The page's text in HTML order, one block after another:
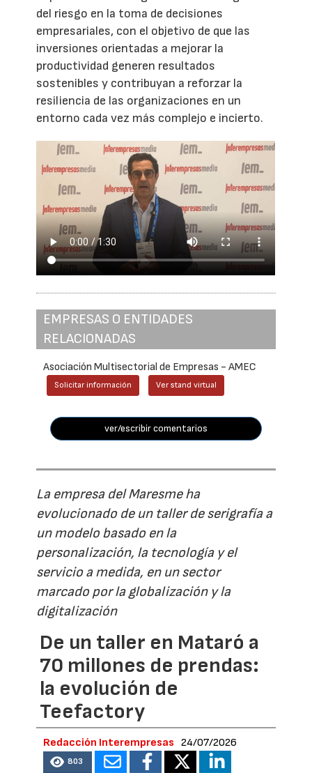
del riesgo en la toma de decisiones
empresariales, con el objetivo de que las
inversiones orientadas a mejorar la
productividad generen resultados
sostenibles y contribuyan a reforzar la
resiliencia de las organizaciones en un
entorno cada vez más complejo e incierto.
EMPRESAS O ENTIDADES
RELACIONADAS
Asociación Multisectorial de Empresas - AMEC
Solicitar información Ver stand virtual
ver/escribir comentarios
La empresa del Maresme ha
evolucionado de un taller de serigrafía a
un modelo basado en la
personalización, la tecnología y el
servicio a medida, en un sector
marcado por la globalización y la
digitalización
De un taller en Mataró a
70 millones de prendas:
la evolución de
Teefactory
Redacción Interempresas 24/07/2026
803